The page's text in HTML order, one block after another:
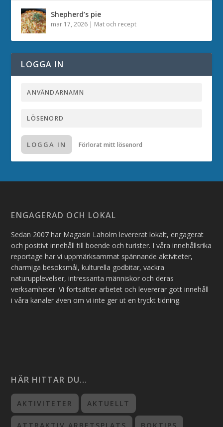
Shepherd’s pie
mar 17, 2026 | Mat och recept
LOGGA IN
LOGGA IN Förlorat mitt lösenord
ENGAGERAD OCH LOKAL
Sedan 2007 har Magasin Laholm levererat lokalt, engagerat
och positivt innehåll till boende och turister. I våra innehållsrika
reportage har vi uppmärksammat spännande aktiviteter,
charmiga besöksmål, kulturella godbitar, vackra
naturupplevelser, intressanta människor och deras
verksamheter. Vi fortsätter arbetet och levererar gott innehåll
i våra kanaler även om vi inte ger ut en tryckt tidning.
HÄR HITTAR DU…
AKTIVITETER AKTUELLT